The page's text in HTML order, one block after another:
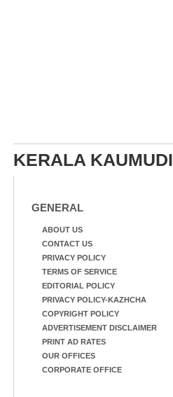
KERALA KAUMUDI
GENERAL
ABOUT US
CONTACT US
PRIVACY POLICY
TERMS OF SERVICE
EDITORIAL POLICY
PRIVACY POLICY-KAZHCHA
COPYRIGHT POLICY
ADVERTISEMENT DISCLAIMER
PRINT AD RATES
OUR OFFICES
CORPORATE OFFICE